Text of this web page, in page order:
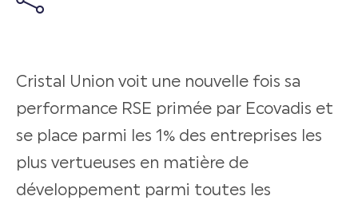
Cristal Union voit une nouvelle fois sa
performance RSE primée par Ecovadis et
se place parmi les 1% des entreprises les
plus vertueuses en matière de
développement parmi toutes les